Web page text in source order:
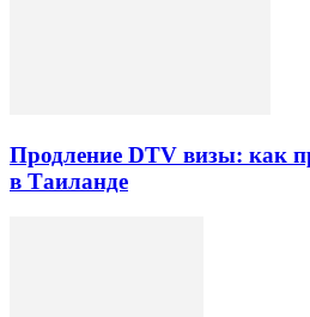
Продление DTV визы: как
в Таиланде